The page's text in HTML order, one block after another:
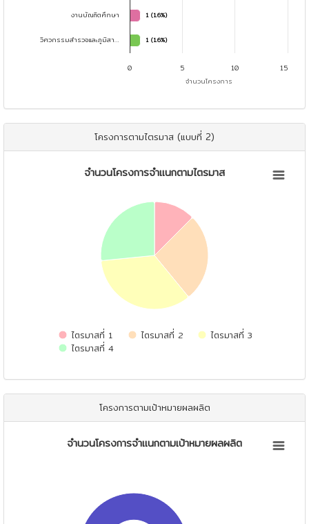
จำนวนโครงการ
1 (1.6%)
1 (1.6%)
1 (1.6%)
1 (1.6%)
0 10
5 15
งานบัณฑิตศึกษา
วิศวกรรมสำรวจและภูมิสา…
โครงการตามไตรมาส (แบบที่ 2)
จำนวนโครงการจำแนกตามไตรมาส
View as data table, จำนวนโครงการจำแนกตามไตรมาส
จำนวนโครงการจำแนกตามไตรมาส
ไตรมาสที่ 1 ไตรมาสที่ 2
ไตรมาสที่ 3
ไตรมาสที่ 4
โครงการตามเป้าหมายผลผลิต
จำนวนโครงการจำแนกตามเป้าหมายผลผลิต
จำนวนโครงการจำแนกตามเป้าหมายผลผลิต